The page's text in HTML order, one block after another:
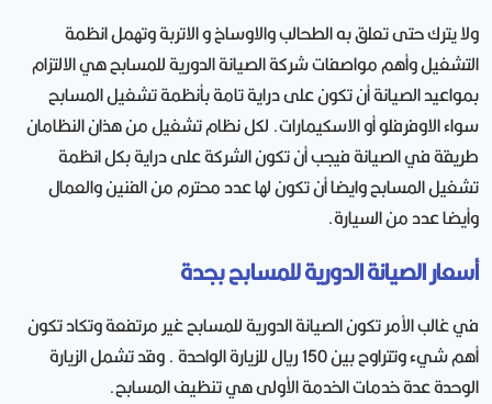
ولا يترك حتى تعلق به الطحالب والاوساخ و الاتربة وتهمل انظمة
التشغيل وأهم مواصفات شركة الصيانة الدورية للمسابح هي الالتزام
بمواعيد الصيانة أن تكون على دراية تامة بأنظمة تشغيل المسابح
سواء الاوفرفلو أو الاسكيمارات. لكل نظام تشغيل من هذان النظامان
طريقة في الصيانة فيجب أن تكون الشركة على دراية بكل انظمة
تشغيل المسابح وايضا أن تكون لها عدد محترم من الفنين والعمال
وأيضا عدد من السيارة.
أسعار الصيانة الدورية للمسابح بجدة
في غالب الأمر تكون الصيانة الدورية للمسابح غير مرتفعة وتكاد تكون
أهم شيء وتتراوح بين 150 ريال للزيارة الواحدة . وقد تشمل الزيارة
الوحدة عدة خدمات الخدمة الأولى هي تنظيف المسابح.